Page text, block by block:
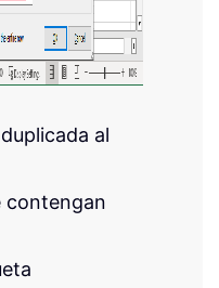
al
contengan